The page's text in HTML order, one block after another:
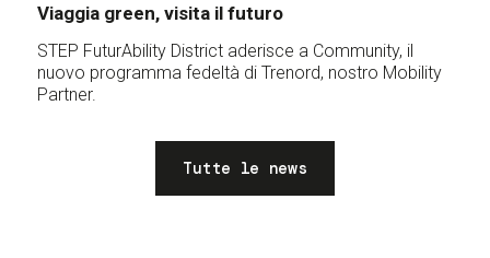
Viaggia green, visita il futuro
STEP FuturAbility District aderisce a Community, il
nuovo programma fedeltà di Trenord, nostro Mobility
Partner.
Tutte le news